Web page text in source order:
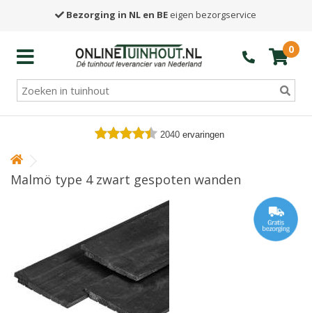
Bezorging in NL en BE eigen bezorgservice
0
2040 ervaringen
Malmö type 4 zwart gespoten wanden